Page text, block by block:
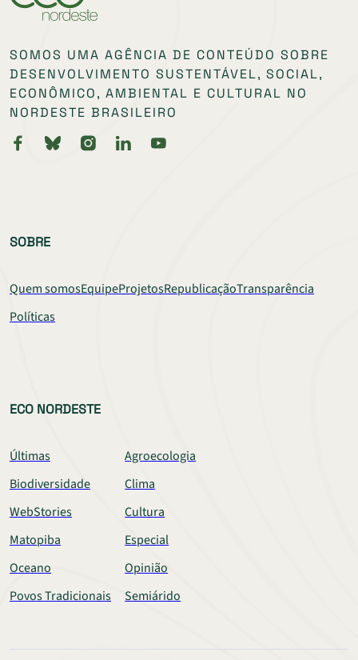
SOMOS UMA AGÊNCIA DE CONTEÚDO SOBRE
DESENVOLVIMENTO SUSTENTÁVEL, SOCIAL,
ECONÔMICO, AMBIENTAL E CULTURAL NO
NORDESTE BRASILEIRO
SOBRE
Quem somosEquipeProjetosRepublicaçãoTransparência
Políticas
ECO NORDESTE
Últimas
Agroecologia
Biodiversidade
Clima
WebStories
Cultura
Matopiba
Especial
Oceano
Opinião
Povos Tradicionais
Semiárido